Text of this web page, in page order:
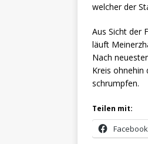
welcher der
Aus Sicht der
läuft
Nach
Kreis ohnehin
schrumpfen.
Teilen mit:
Facebook